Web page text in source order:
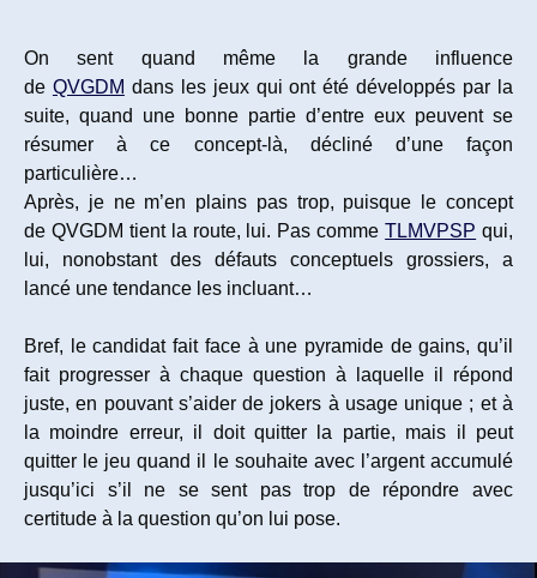
On sent quand même la grande influence
de QVGDM dans les jeux qui ont été développés par la
suite, quand une bonne partie d’entre eux peuvent se
résumer à ce concept-là, décliné d’une façon
particulière…
Après, je ne m’en plains pas trop, puisque le concept
de QVGDM tient la route, lui. Pas commeTLMVPSP qui,
lui, nonobstant des défauts conceptuels grossiers, a
lancé une tendance les incluant…
Bref, le candidat fait face à une pyramide de gains, qu’il
fait progresser à chaque question à laquelle il répond
juste, en pouvant s’aider de jokers à usage unique ; et à
la moindre erreur, il doit quitter la partie, mais il peut
quitter le jeu quand il le souhaite avec l’argent accumulé
jusqu’ici s’il ne se sent pas trop de répondre avec
certitude à la question qu’on lui pose.